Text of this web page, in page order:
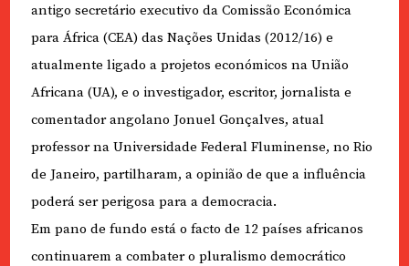
antigo secretário executivo da Comissão Económica
para África (CEA) das Nações Unidas (2012/16) e
atualmente ligado a projetos económicos na União
Africana (UA), e o investigador, escritor, jornalista e
comentador angolano Jonuel Gonçalves, atual
professor na Universidade Federal Fluminense, no Rio
de Janeiro, partilharam, a opinião de que a influência
poderá ser perigosa para a democracia.
Em pano de fundo está o facto de 12 países africanos
continuarem a combater o pluralismo democrático